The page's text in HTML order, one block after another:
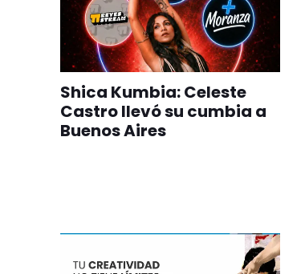
Shica Kumbia: Celeste
Castro llevó su cumbia a
Buenos Aires